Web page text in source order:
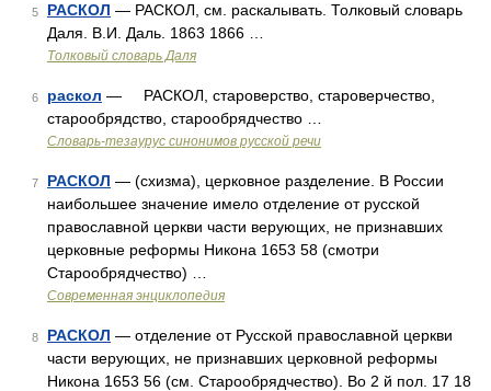
5 РАСКОЛ — РАСКОЛ, см. раскалывать. Толковый словарь
Даля. В.И. Даль. 1863 1866 …
Толковый словарь Даля
6 раскол — РАСКОЛ, староверство, староверчество,
старообрядство, старообрядчество …
Словарь-тезаурус синонимов русской речи
7 РАСКОЛ — (схизма), церковное разделение. В России
наибольшее значение имело отделение от русской
православной церкви части верующих, не признавших
церковные реформы Никона 1653 58 (смотри
Старообрядчество) …
Современная энциклопедия
8 РАСКОЛ — отделение от Русской православной церкви
части верующих, не признавших церковной реформы
Никона 1653 56 (см. Старообрядчество). Во 2 й пол. 17 18